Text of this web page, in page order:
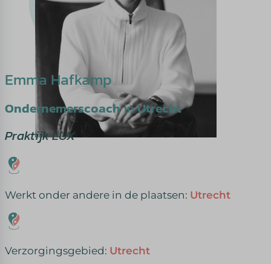
Emma Hafkamp
OndernemerscoachinUtrecht
Praktijk LUX
Werkt onder andere in de plaatsen: Utrecht
Verzorgingsgebied: Utrecht